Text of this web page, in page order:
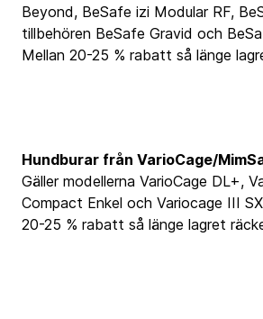
Beyond, BeSafe izi Modular RF,
tillbehören BeSafe Gravid och
Mellan 20-25 % rabatt så länge
Hundburar från VarioCage/
Gäller modellerna VarioCage DL+,
Compact Enkel och Variocage III
20-25 % rabatt så länge lagret